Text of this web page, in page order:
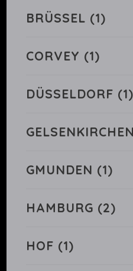
BRÜSSEL (1)
CORVEY (1)
DÜSSELDORF (1)
GELSENKIRCHEN
GMUNDEN (1)
HAMBURG (2)
HOF (1)